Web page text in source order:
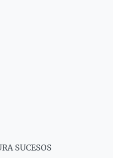
SUCESOS